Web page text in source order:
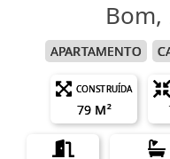
Bom,
APARTAMENTO
CONSTRUÍDA
79 M²